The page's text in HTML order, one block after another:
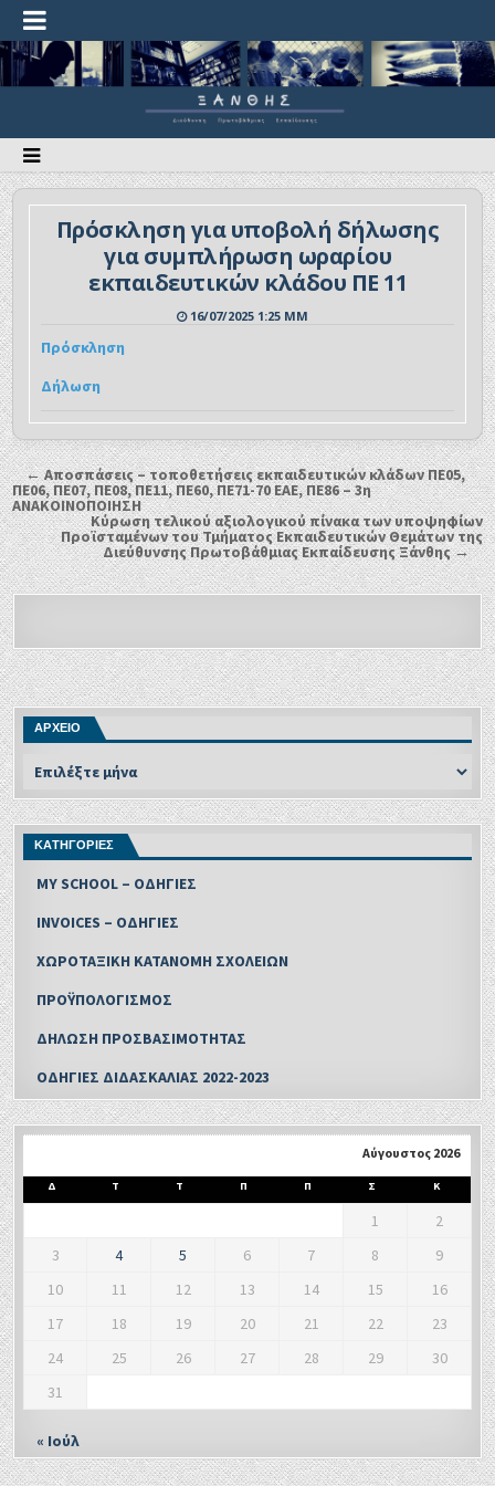
Πρόσκληση για υποβολή δήλωσης
για συμπλήρωση ωραρίου
εκπαιδευτικών κλάδου ΠΕ 11
16/07/2025 1:25 ΜΜ
Πρόσκληση
Δήλωση
← Αποσπάσεις – τοποθετήσεις εκπαιδευτικών κλάδων ΠΕ05,
ΠΕ06, ΠΕ07, ΠΕ08, ΠΕ11, ΠΕ60, ΠΕ71-70 ΕΑΕ, ΠΕ86 – 3η
ΑΝΑΚΟΙΝΟΠΟΙΗΣΗ
Κύρωση τελικού αξιολογικού πίνακα των υποψηφίων
Προϊσταμένων του Τμήματος Εκπαιδευτικών Θεμάτων της
Διεύθυνσης Πρωτοβάθμιας Εκπαίδευσης Ξάνθης →
ΑΡΧΕΙΟ
ΚΑΤΗΓΟΡΙΕΣ
MY SCHOOL – ΟΔΗΓΙΕΣ
INVOICES – ΟΔΗΓΙΕΣ
ΧΩΡΟΤΑΞΙΚΗ ΚΑΤΑΝΟΜΗ ΣΧΟΛΕΙΩΝ
ΠΡΟΫΠΟΛΟΓΙΣΜΟΣ
ΔΗΛΩΣΗ ΠΡΟΣΒΑΣΙΜΟΤΗΤΑΣ
ΟΔΗΓΙΕΣ ΔΙΔΑΣΚΑΛΙΑΣ 2022-2023
Αύγουστος 2026
Δ Τ Τ Π Π Σ Κ
1
2
3
4 5 6 7 8
9
10
11 12 13 14 15
16
17
18 19 20 21 22
23
24
25 26 27 28 29
30
31
« Ιούλ